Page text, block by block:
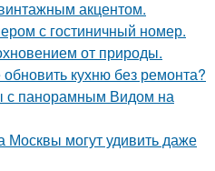
акцентом.
с гостиничный номер.
от природы.
кухню без ремонта?
с панорамным Видом на
Москвы могут удивить даже